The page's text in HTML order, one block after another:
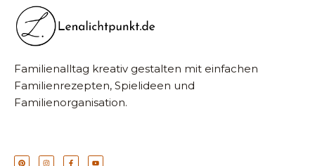
Familienalltag kreativ gestalten mit einfachen
Familienrezepten, Spielideen und
Familienorganisation.